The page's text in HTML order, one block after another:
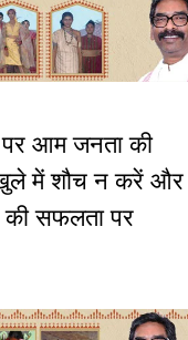
पर आम जनता की
खुले में शौच न करें और
की सफलता पर